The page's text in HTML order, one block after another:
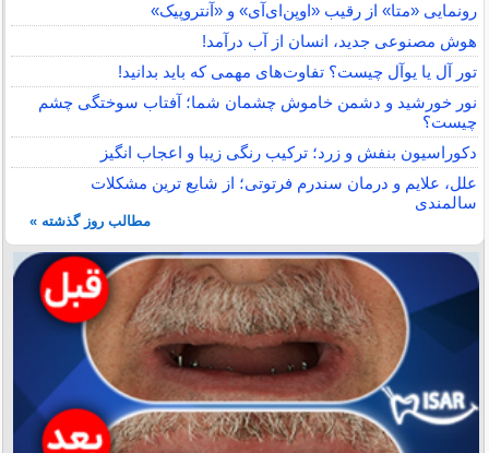
رونمایی «متا» از رقیب «اوپن‌ای‌آی» و «آنتروپیک»
هوش مصنوعی جدید، انسان از آب درآمد!
تور آل یا یوآل چیست؟ تفاوت‌های مهمی که باید بدانید!
نور خورشید و دشمن خاموش چشمان شما؛ آفتاب سوختگی چشم
چیست؟
دکوراسیون بنفش و زرد؛ ترکیب رنگی زیبا و اعجاب انگیز
علل، علایم و درمان سندرم فرتوتی؛ از شایع ترین مشکلات
سالمندی
مطالب روز گذشته »